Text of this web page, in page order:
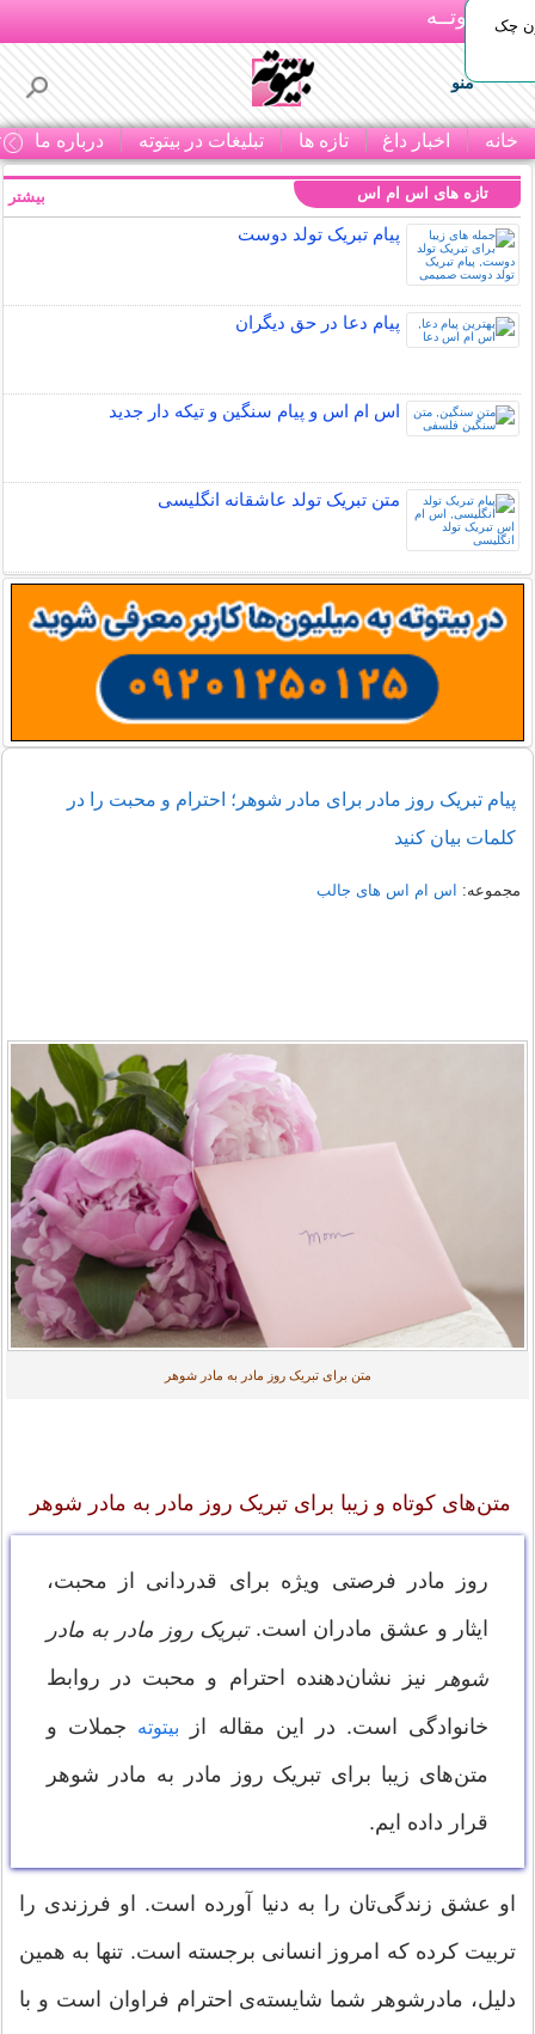
بـیتوتــه
منو
خانه اخبار داغ تازه ها تبلیغات در بیتوته درباره ما
چک
تازه های اس ام اس
پیام تبریک تولد دوست
پیام دعا در حق دیگران
اس ام اس و پیام سنگین و تیکه دار جدید
متن تبریک تولد عاشقانه انگلیسی
بیشتر
پیام تبریک روز مادر برای مادر شوهر؛ احترام و محبت را در
کلمات بیان کنید
مجموعه: اس ام اس های جالب
متن برای تبریک روز مادر به مادر شوهر
متن‌های کوتاه و زیبا برای تبریک روز مادر به مادر شوهر
روز مادر فرصتی ویژه برای قدردانی از محبت،
ایثار و عشق مادران است.تبریک روز مادر به مادر
شوهر نیز نشان‌دهنده احترام و محبت در روابط
خانوادگی است. در این مقاله از بیتوته
جملات و
متن‌های زیبا برای تبریک روز مادر به مادر شوهر
قرار داده ایم.
او عشق زندگی‌تان را به دنیا آورده است. او فرزندی را
تربیت کرده که امروز انسانی برجسته است. تنها به همین
دلیل، مادرشوهر شما شایسته‌ی احترام فراوان است و با